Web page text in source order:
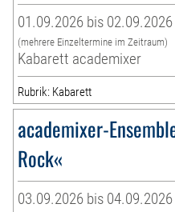
01.09.2026 bis 02.09.2026
(mehrere Einzeltermine im Zeitraum)
Kabarett academixer
Rubrik: Kabarett
academixer-
Rock«
03.09.2026 bis 04.09.2026